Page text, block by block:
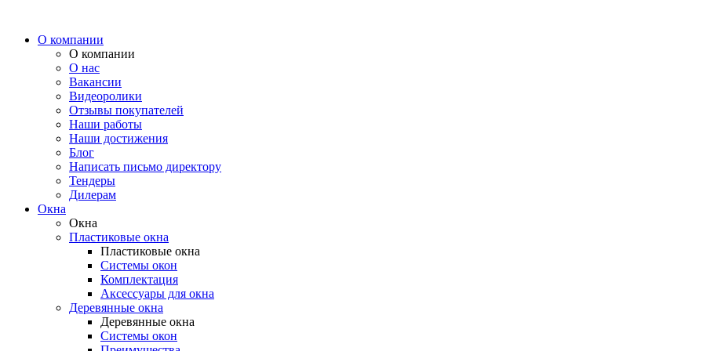
О компании
О компании
О нас
Вакансии
Видеоролики
Отзывы покупателей
Наши работы
Наши достижения
Блог
Написать письмо директору
Тендеры
Дилерам
Окна
Окна
Пластиковые окна
Пластиковые окна
Системы окон
Комплектация
Аксессуары для окна
Деревянные окна
Деревянные окна
Системы окон